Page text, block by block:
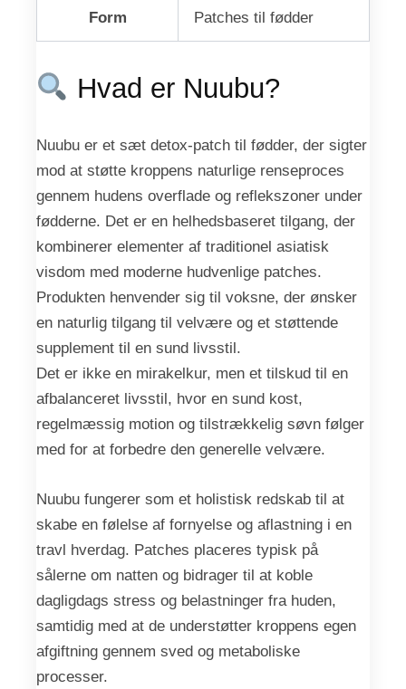
Form Patches til fødder
Hvad er Nuubu?
Nuubu er et sæt detox-patch til fødder, der sigter
mod at støtte kroppens naturlige renseproces
gennem hudens overflade og reflekszoner under
fødderne. Det er en helhedsbaseret tilgang, der
kombinerer elementer af traditionel asiatisk
visdom med moderne hudvenlige patches.
Produkten henvender sig til voksne, der ønsker
en naturlig tilgang til velvære og et støttende
supplement til en sund livsstil.
Det er ikke en mirakelkur, men et tilskud til en
afbalanceret livsstil, hvor en sund kost,
regelmæssig motion og tilstrækkelig søvn følger
med for at forbedre den generelle velvære.
Nuubu fungerer som et holistisk redskab til at
skabe en følelse af fornyelse og aflastning i en
travl hverdag. Patches placeres typisk på
sålerne om natten og bidrager til at koble
dagligdags stress og belastninger fra huden,
samtidig med at de understøtter kroppens egen
afgiftning gennem sved og metaboliske
processer.